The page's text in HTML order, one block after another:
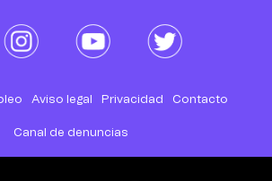
Aviso legal Privacidad Contacto
Canal de denuncias